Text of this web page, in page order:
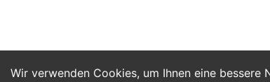
Wir verwenden Cookies, um Ihnen eine